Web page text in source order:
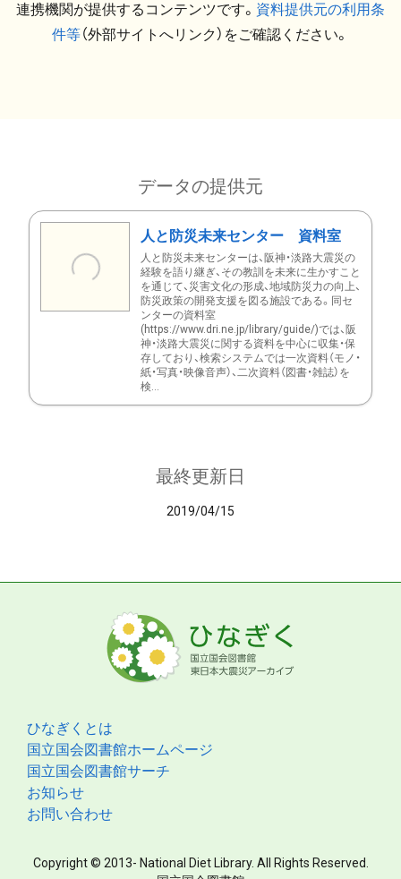
連携機関が提供するコンテンツです。 資料提供元の利用条
件等（外部サイトへリンク）をご確認ください。
データの提供元
人と防災未来センター 資料室
人と防災未来センターは、阪神・淡路大震災の
経験を語り継ぎ、その教訓を未来に生かすこと
を通じて、災害文化の形成、地域防災力の向上、
防災政策の開発支援を図る施設である。同セ
ンターの資料室
(https://www.dri.ne.jp/library/guide/)では、阪
神・淡路大震災に関する資料を中心に収集・保
存しており、検索システムでは一次資料（モノ・
紙・写真・映像音声）、二次資料（図書・雑誌）を
検...
最終更新日
2019/04/15
ひなぎくとは
国立国会図書館ホームページ
国立国会図書館サーチ
お知らせ
お問い合わせ
Copyright © 2013- National Diet Library. All Rights Reserved.